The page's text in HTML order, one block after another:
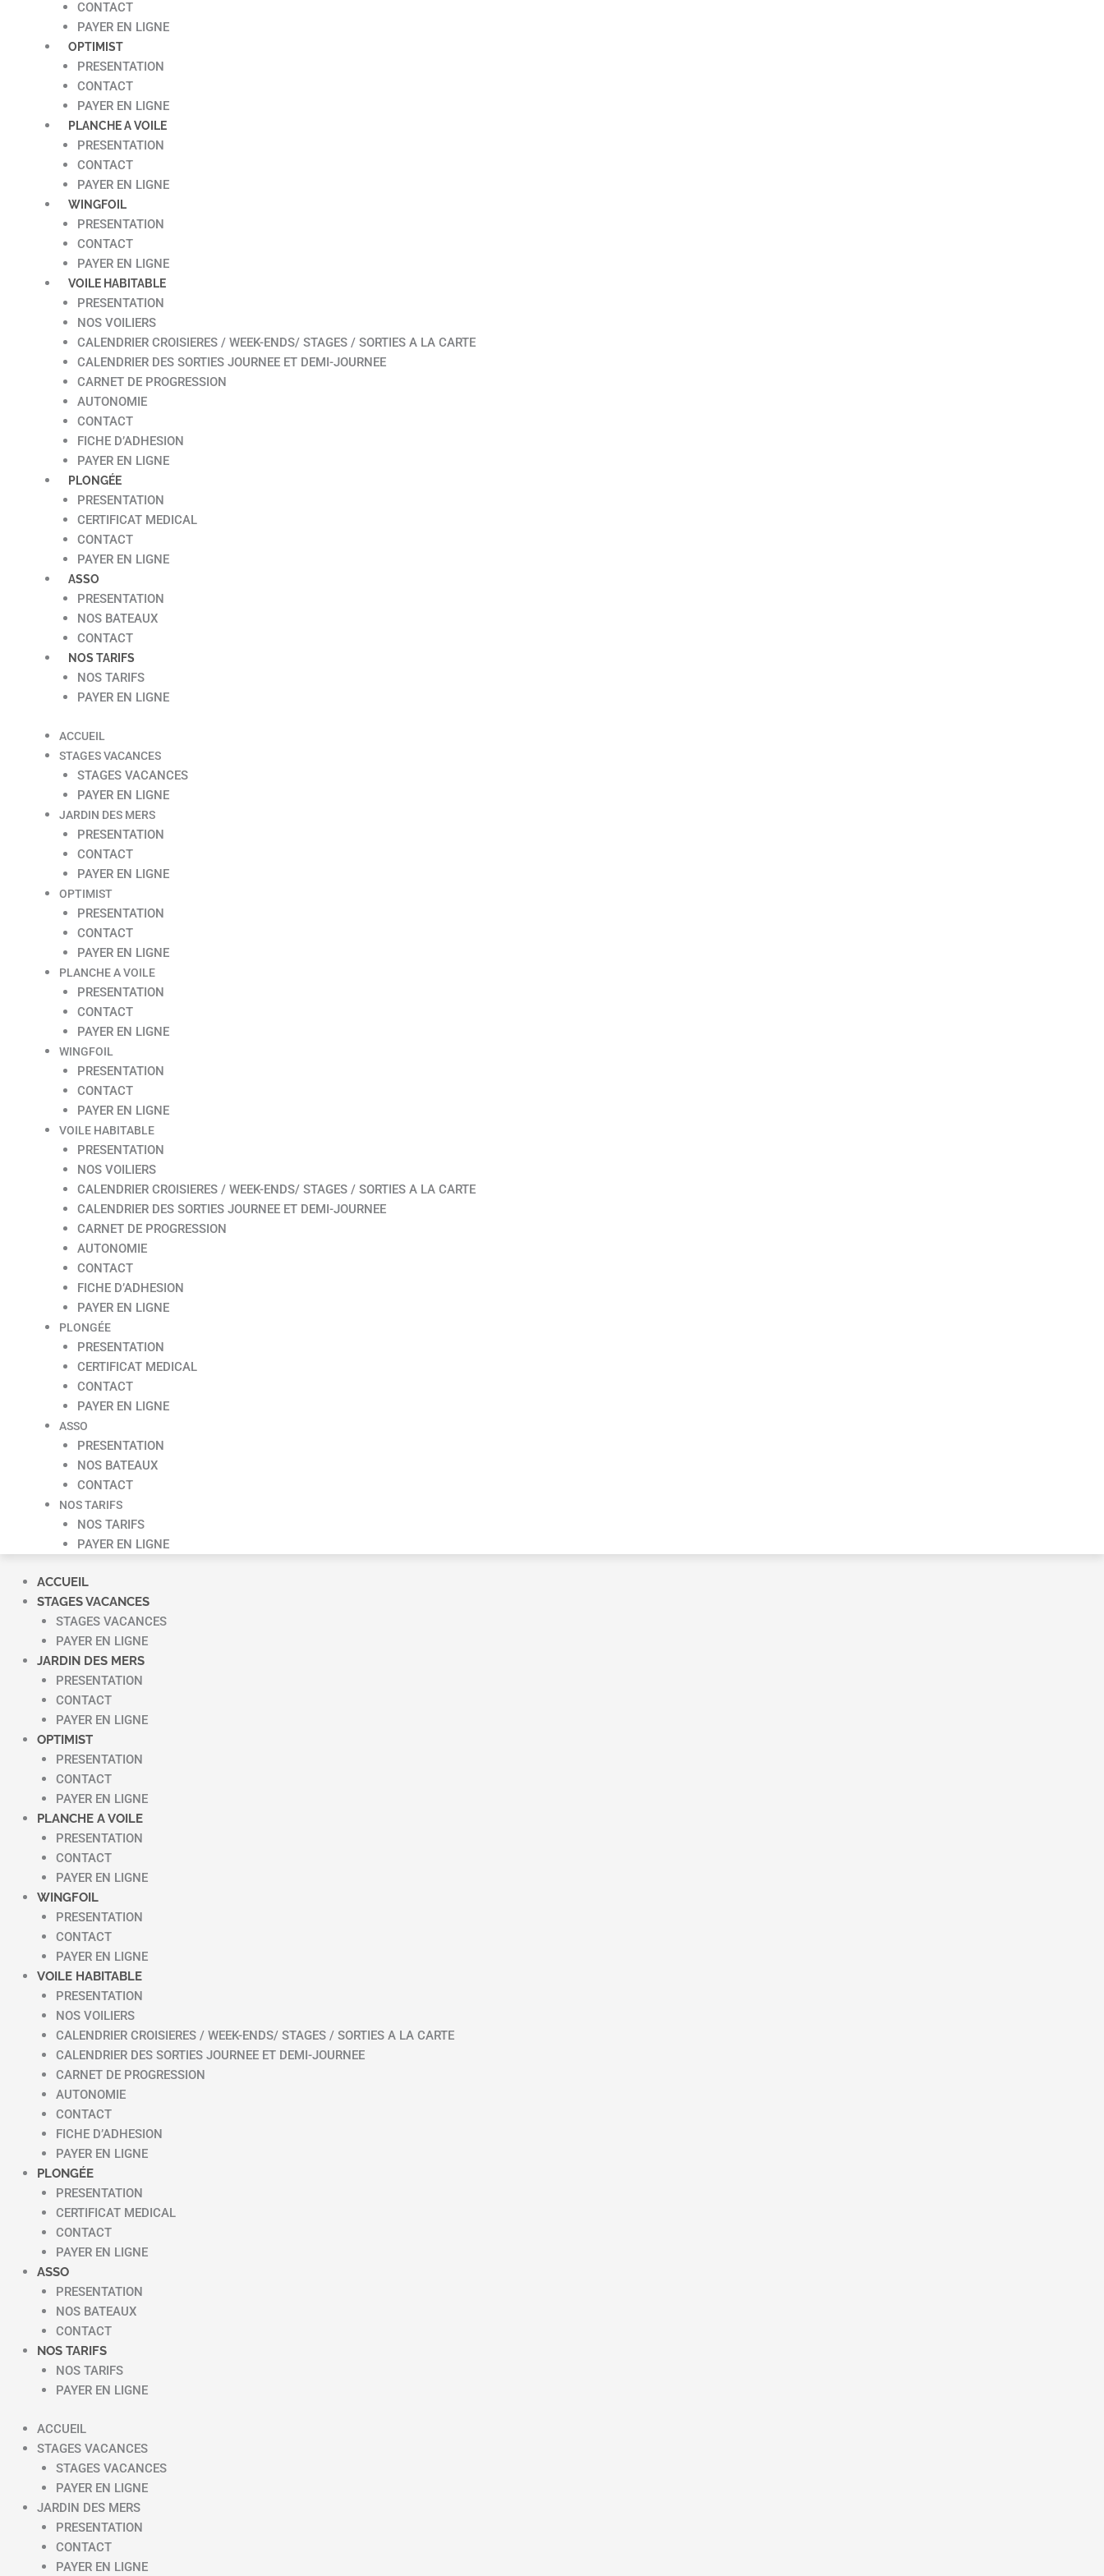
CONTACT
PAYER EN LIGNE
OPTIMIST
PRESENTATION
CONTACT
PAYER EN LIGNE
PLANCHE A VOILE
PRESENTATION
CONTACT
PAYER EN LIGNE
WINGFOIL
PRESENTATION
CONTACT
PAYER EN LIGNE
VOILE HABITABLE
PRESENTATION
NOS VOILIERS
CALENDRIER CROISIERES / WEEK-ENDS/ STAGES / SORTIES A LA CARTE
CALENDRIER DES SORTIES JOURNEE ET DEMI-JOURNEE
CARNET DE PROGRESSION
AUTONOMIE
CONTACT
FICHE D’ADHESION
PAYER EN LIGNE
PLONGÉE
PRESENTATION
CERTIFICAT MEDICAL
CONTACT
PAYER EN LIGNE
ASSO
PRESENTATION
NOS BATEAUX
CONTACT
NOS TARIFS
NOS TARIFS
PAYER EN LIGNE
ACCUEIL
STAGES VACANCES
STAGES VACANCES
PAYER EN LIGNE
JARDIN DES MERS
PRESENTATION
CONTACT
PAYER EN LIGNE
OPTIMIST
PRESENTATION
CONTACT
PAYER EN LIGNE
PLANCHE A VOILE
PRESENTATION
CONTACT
PAYER EN LIGNE
WINGFOIL
PRESENTATION
CONTACT
PAYER EN LIGNE
VOILE HABITABLE
PRESENTATION
NOS VOILIERS
CALENDRIER CROISIERES / WEEK-ENDS/ STAGES / SORTIES A LA CARTE
CALENDRIER DES SORTIES JOURNEE ET DEMI-JOURNEE
CARNET DE PROGRESSION
AUTONOMIE
CONTACT
FICHE D’ADHESION
PAYER EN LIGNE
PLONGÉE
PRESENTATION
CERTIFICAT MEDICAL
CONTACT
PAYER EN LIGNE
ASSO
PRESENTATION
NOS BATEAUX
CONTACT
NOS TARIFS
NOS TARIFS
PAYER EN LIGNE
ACCUEIL
STAGES VACANCES
STAGES VACANCES
PAYER EN LIGNE
JARDIN DES MERS
PRESENTATION
CONTACT
PAYER EN LIGNE
OPTIMIST
PRESENTATION
CONTACT
PAYER EN LIGNE
PLANCHE A VOILE
PRESENTATION
CONTACT
PAYER EN LIGNE
WINGFOIL
PRESENTATION
CONTACT
PAYER EN LIGNE
VOILE HABITABLE
PRESENTATION
NOS VOILIERS
CALENDRIER CROISIERES / WEEK-ENDS/ STAGES / SORTIES A LA CARTE
CALENDRIER DES SORTIES JOURNEE ET DEMI-JOURNEE
CARNET DE PROGRESSION
AUTONOMIE
CONTACT
FICHE D’ADHESION
PAYER EN LIGNE
PLONGÉE
PRESENTATION
CERTIFICAT MEDICAL
CONTACT
PAYER EN LIGNE
ASSO
PRESENTATION
NOS BATEAUX
CONTACT
NOS TARIFS
NOS TARIFS
PAYER EN LIGNE
ACCUEIL
STAGES VACANCES
STAGES VACANCES
PAYER EN LIGNE
JARDIN DES MERS
PRESENTATION
CONTACT
PAYER EN LIGNE